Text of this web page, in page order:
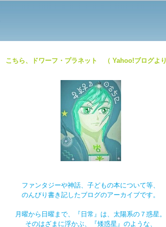
こちら、ドワーフ・プラネット （ Yahoo!ブログよ
ファンタジーや神話、子どもの本について等、
のんびり書き記したブログのアーカイブです。
月曜から日曜まで、『日常』は、太陽系の７惑星。
そのはざまに浮かぶ、『矮惑星』のような、